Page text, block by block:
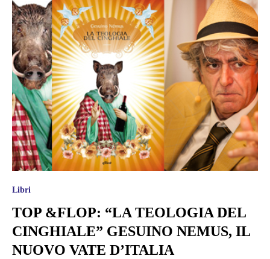
Libri
TOP &FLOP: “LA TEOLOGIA DEL
CINGHIALE” GESUINO NEMUS, IL
NUOVO VATE D’ITALIA